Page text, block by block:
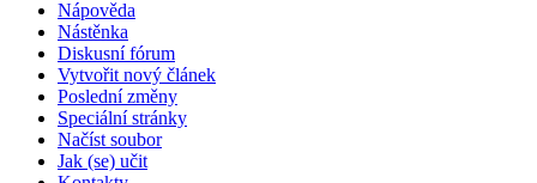
Nápověda
Nástěnka
Diskusní fórum
Vytvořit nový článek
Poslední změny
Speciální stránky
Načíst soubor
Jak (se) učit